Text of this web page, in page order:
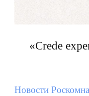
«Crede
Новости